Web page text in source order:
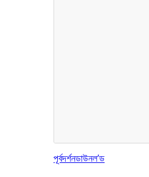
পূৰ্বদৰ্শনডাউনল’ড